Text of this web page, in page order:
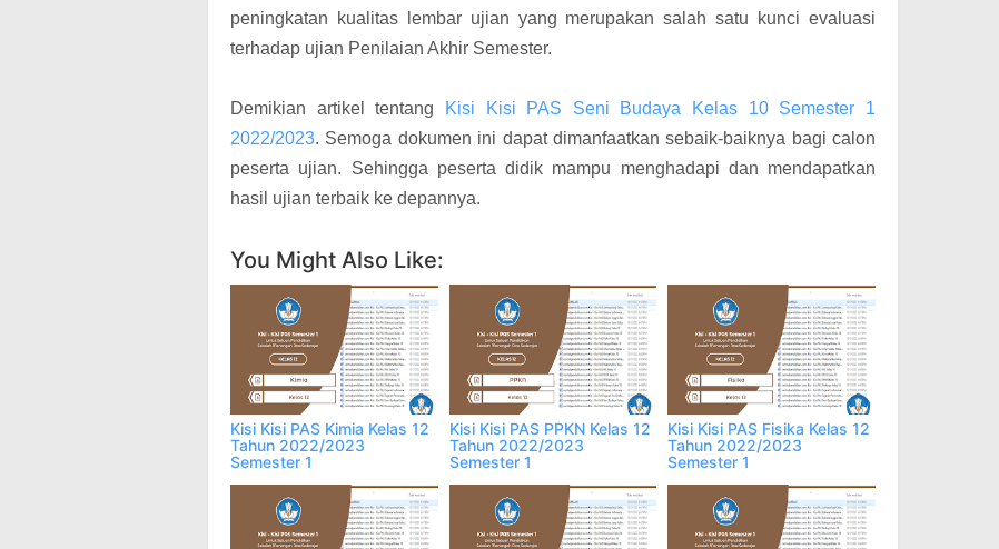
peningkatan kualitas lembar ujian yang merupakan salah satu kunci evaluasi
terhadap ujian Penilaian Akhir Semester.
Demikian artikel tentang
Kisi Kisi PAS Seni Budaya Kelas 10 Semester 1
2022/2023. Semoga dokumen ini dapat dimanfaatkan sebaik-baiknya bagi calon
peserta ujian. Sehingga peserta didik mampu menghadapi dan mendapatkan
hasil ujian terbaik ke depannya.
You Might Also Like:
Kisi Kisi PAS Kimia Kelas 12
Tahun 2022/2023
Semester 1
Kisi Kisi PAS PPKN Kelas 12
Tahun 2022/2023
Semester 1
Kisi Kisi PAS Fisika Kelas 12
Tahun 2022/2023
Semester 1